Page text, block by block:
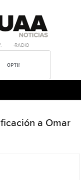
·RADIO
a Omar